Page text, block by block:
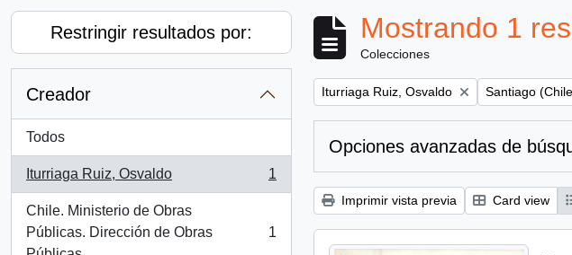
Restringir resultados por:
Creador
Todos
Iturriaga Ruiz, Osvaldo
, 1 resultados
1
Chile. Ministerio de Obras
Públicas. Dirección de Obras
, 1 resultados
1
Mostrando 1
Colecciones
Remove filter:
Iturriaga Ruiz, Osvaldo Remove filter:
Santiago
Opciones avanzadas de
Imprimir vista previa Card view